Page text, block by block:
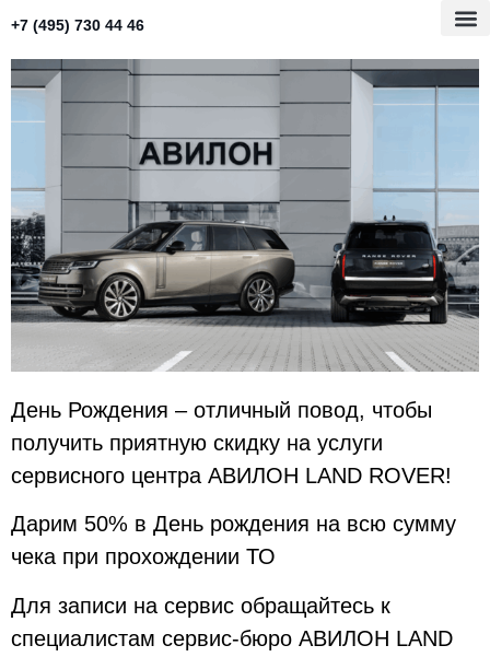
+7 (495) 730 44 46
День Рождения – отличный повод, чтобы
получить приятную скидку на услуги
сервисного центра АВИЛОН LAND ROVER!
Дарим 50% в День рождения на всю сумму
чека при прохождении ТО
Для записи на сервис обращайтесь к
специалистам сервис-бюро АВИЛОН LAND